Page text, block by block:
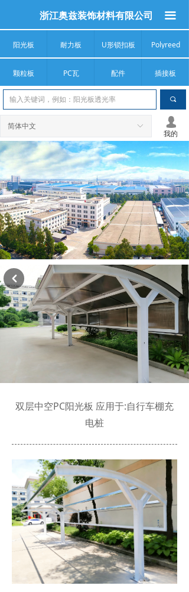
浙江奥兹装饰材料有限公司 끀
끠
阳光板 耐力板 U形锁扣板 Polyreed
颗粒板 PC瓦 配件 插接板
넙
我的
ꀅ
简体中文
双层中空PC阳光板 应用于:自行车棚充
电桩
낒